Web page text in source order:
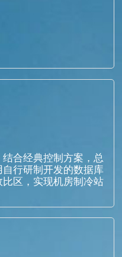
合经典控制方案，总
行研制开发的数据库
区，实现机房制冷站